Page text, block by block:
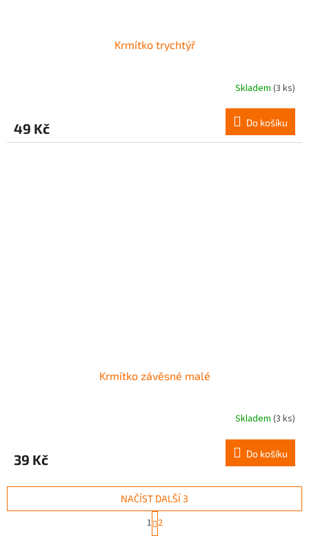
Krmítko trychtýř
Skladem (3 ks)
49 Kč Do košíku
Krmítko závěsné malé
Skladem (3 ks)
39 Kč Do košíku
NAČÍST DALŠÍ 3
S
t
1 2